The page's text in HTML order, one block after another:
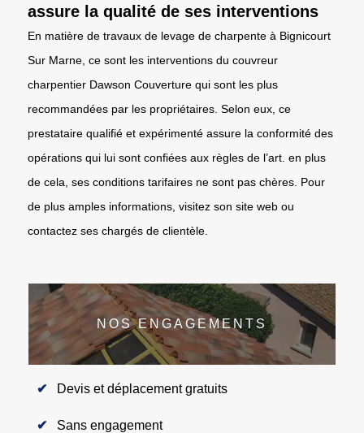
assure la qualité de ses interventions
En matière de travaux de levage de charpente à Bignicourt
Sur Marne, ce sont les interventions du couvreur
charpentier Dawson Couverture qui sont les plus
recommandées par les propriétaires. Selon eux, ce
prestataire qualifié et expérimenté assure la conformité des
opérations qui lui sont confiées aux règles de l’art. en plus
de cela, ses conditions tarifaires ne sont pas chères. Pour
de plus amples informations, visitez son site web ou
contactez ses chargés de clientèle.
NOS ENGAGEMENTS
Devis et déplacement gratuits
Sans engagement